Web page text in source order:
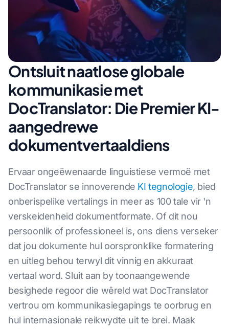
Ontsluit naatlose globale
kommunikasie met
DocTranslator: Die Premier KI-
aangedrewe
dokumentvertaaldiens
Ervaar ongeëwenaarde linguistiese vermoë met
DocTranslator se innoverende KI tegnologie, bied
onberispelike vertalings in meer as 100 tale vir 'n
verskeidenheid dokumentformate. Of dit nou
persoonlik of professioneel is, ons diens verseker
dat jou dokumente hul oorspronklike formatering
en uitleg behou terwyl dit vinnig en akkuraat
vertaal word. Sluit aan by toonaangewende
besighede regoor die wêreld wat DocTranslator
vertrou om kommunikasiegapings te oorbrug en
hul internasionale reikwydte uit te brei. Maak